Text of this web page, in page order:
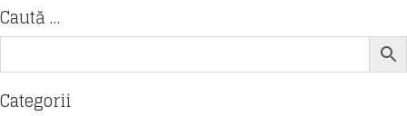
Caută …
Categorii